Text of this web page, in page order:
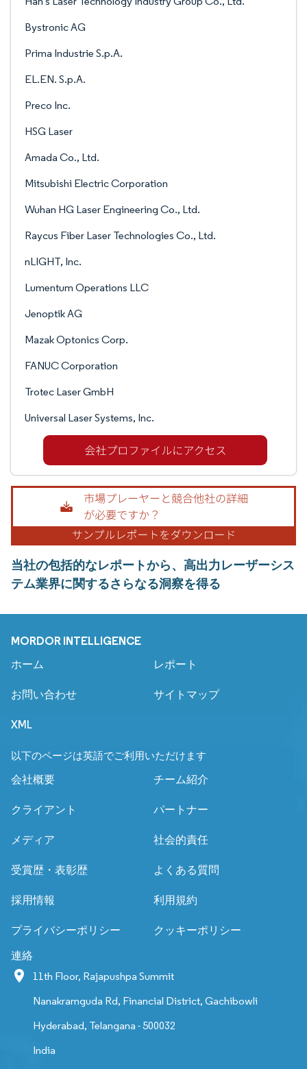
Bystronic AG
Prima Industrie S.p.A.
EL.EN. S.p.A.
Preco Inc.
HSG Laser
Amada Co., Ltd.
Mitsubishi Electric Corporation
Wuhan HG Laser Engineering Co., Ltd.
Raycus Fiber Laser Technologies Co., Ltd.
nLIGHT, Inc.
Lumentum Operations LLC
Jenoptik AG
Mazak Optonics Corp.
FANUC Corporation
Trotec Laser GmbH
Universal Laser Systems, Inc.
当社の包括的なレポートから、高出力レーザーシス
テム業界に関するさらなる洞察を得る
MORDOR INTELLIGENCE
ホーム レポート
お問い合わせ サイトマップ
XML
以下のページは英語でご利用いただけます
会社概要 チーム紹介
クライアント パートナー
メディア 社会的責任
受賞歴・表彰歴 よくある質問
採用情報 利用規約
プライバシーポリシー クッキーポリシー
連絡
11th Floor, Rajapushpa Summit
Nanakramguda Rd, Financial District, Gachibowli
Hyderabad, Telangana - 500032
India